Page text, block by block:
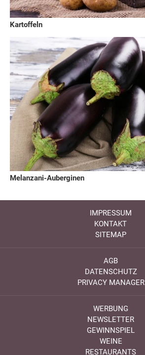
Kartoffeln
Melanzani-Auberginen
IMPRESSUM
KONTAKT
SITEMAP
AGB
DATENSCHUTZ
PRIVACY MANAGER
WERBUNG
NEWSLETTER
GEWINNSPIEL
WEINE
RESTAURANTS